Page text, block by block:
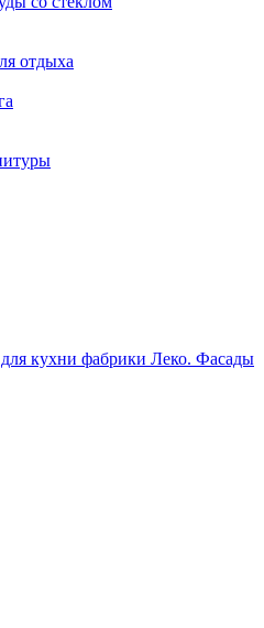
отдыха
кухни фабрики Леко. Фасады